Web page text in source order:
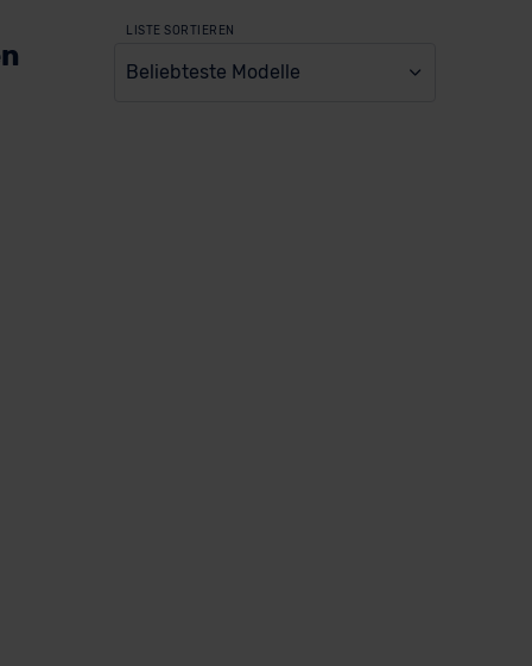
LISTE SORTIEREN
Beliebteste Modelle